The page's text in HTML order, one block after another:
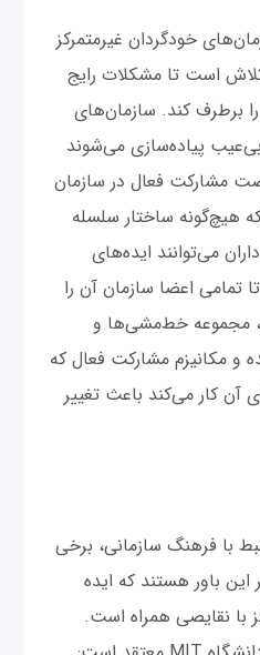
خودگردان غیرمتمرکز
است تا مشکلات رایج
برطرف کند. سازمان‌های
پیاده‌سازی می‌شوند
مشارکت فعال در سازمان
هیچ‌گونه ساختار سلسله
می‌توانند ایده‌های
تمامی اعضا سازمان آن را
مجموعه خط‌مشی‌ها و
و مکانیزم مشارکت فعال که
آن کار می‌کند باعث تغییر
با فرهنگ سازمانی، برخی
باور هستند که ایده
با نقایصی همراه است.